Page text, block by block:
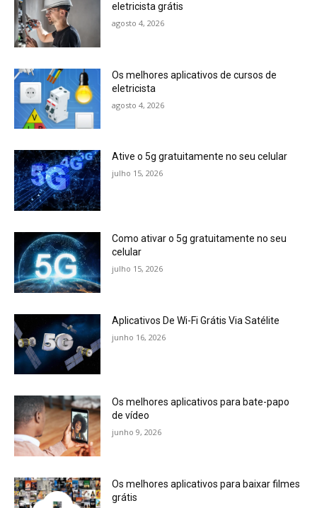
eletricista grátis
agosto 4, 2026
Os melhores aplicativos de cursos de
eletricista
agosto 4, 2026
Ative o 5g gratuitamente no seu celular
julho 15, 2026
Como ativar o 5g gratuitamente no seu
celular
julho 15, 2026
Aplicativos De Wi-Fi Grátis Via Satélite
junho 16, 2026
Os melhores aplicativos para bate-papo
de vídeo
junho 9, 2026
Os melhores aplicativos para baixar filmes
grátis